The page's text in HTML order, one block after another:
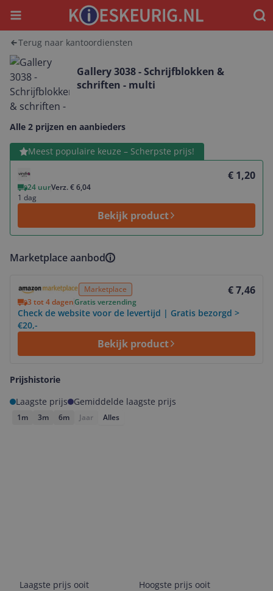
Menu
Terug naar kantoordiensten
Gallery 3038 - Schrijfblokken &
schriften - multi
Alle 2 prijzen en aanbieders
Meest populaire keuze – Scherpste prijs!
€ 1,20
24 uurVerz. € 6,04
1 dag
Bekijk product
Bekijk product
Marketplace aanbod
Marketplace € 7,46
3 tot 4 dagenGratis verzending
Check de website voor de levertijd | Gratis bezorgd >
€20,-
Bekijk product
Prijshistorie
Laagste prijs
Gemiddelde laagste prijs
1m 3m 6m Jaar Alles
Laagste prijs ooit
Hoogste prijs ooit